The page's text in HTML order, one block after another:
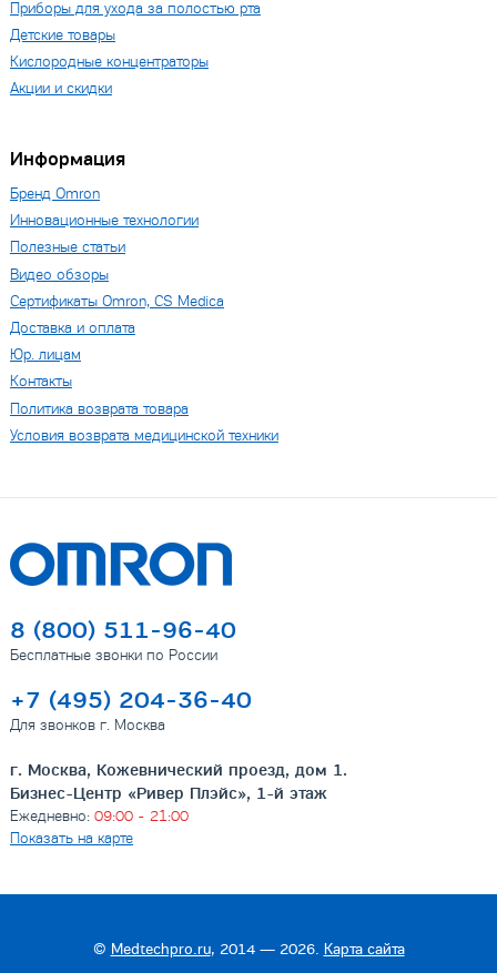
Приборы для ухода за полостью рта
Детские товары
Кислородные концентраторы
Акции и скидки
Информация
Бренд Omron
Инновационные технологии
Полезные статьи
Видео обзоры
Сертификаты Omron, CS Medica
Доставка и оплата
Юр. лицам
Контакты
Политика возврата товара
Условия возврата медицинской техники
8 (800) 511-96-40
Бесплатные звонки по России
+7 (495) 204-36-40
Для звонков г. Москва
г. Москва, Кожевнический проезд, дом 1.
Бизнес-Центр «Ривер Плэйс», 1-й этаж
Ежедневно: 09:00 - 21:00
Показать на карте
© Medtechpro.ru, 2014 — 2026. Карта сайта